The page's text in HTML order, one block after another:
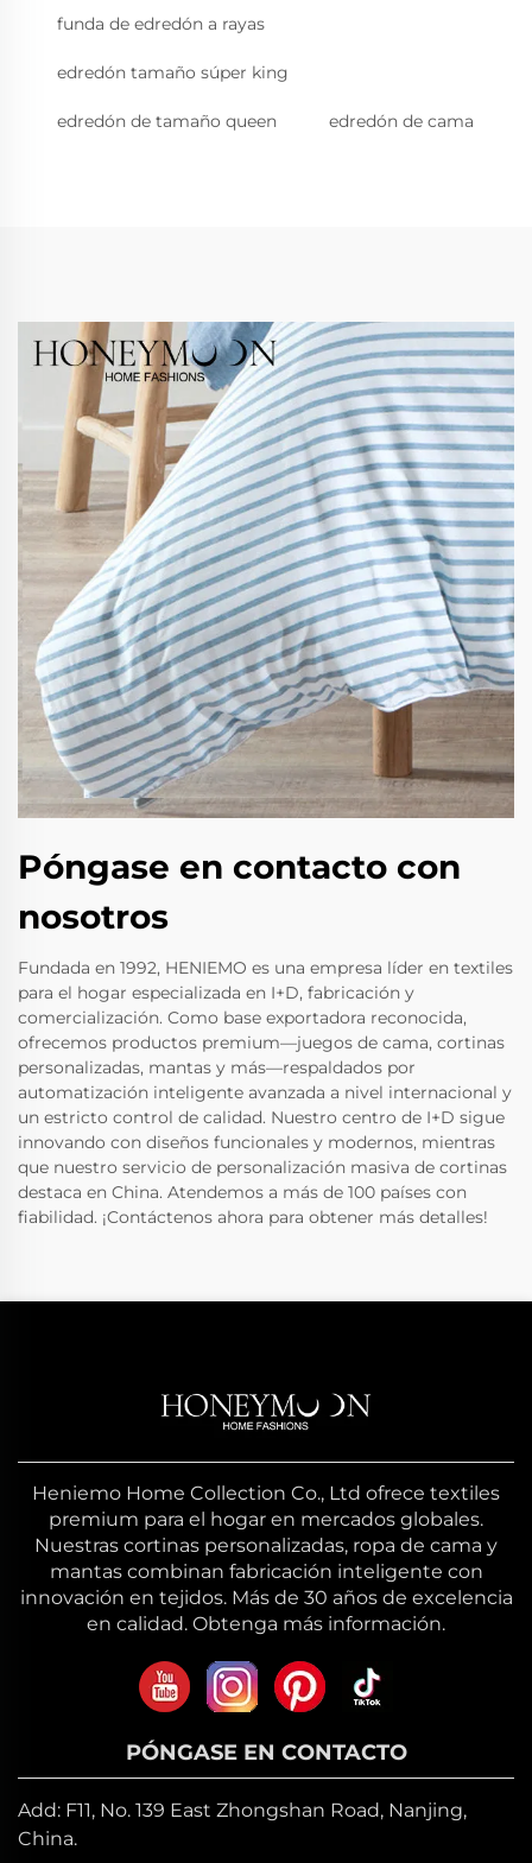
funda de edredón a rayas
edredón tamaño súper king
edredón de tamaño queen edredón de cama
Póngase en contacto con
nosotros
Fundada en 1992, HENIEMO es una empresa líder en textiles
para el hogar especializada en I+D, fabricación y
comercialización. Como base exportadora reconocida,
ofrecemos productos premium—juegos de cama, cortinas
personalizadas, mantas y más—respaldados por
automatización inteligente avanzada a nivel internacional y
un estricto control de calidad. Nuestro centro de I+D sigue
innovando con diseños funcionales y modernos, mientras
que nuestro servicio de personalización masiva de cortinas
destaca en China. Atendemos a más de 100 países con
fiabilidad. ¡Contáctenos ahora para obtener más detalles!
Heniemo Home Collection Co., Ltd ofrece textiles
premium para el hogar en mercados globales.
Nuestras cortinas personalizadas, ropa de cama y
mantas combinan fabricación inteligente con
innovación en tejidos. Más de 30 años de excelencia
en calidad. Obtenga más información.
PÓNGASE EN CONTACTO
Add: F11, No. 139 East Zhongshan Road, Nanjing,
China.